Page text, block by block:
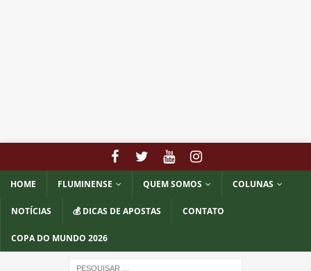
HOME FLUMINENSE QUEM SOMOS COLUNAS
NOTÍCIAS 💰 DICAS DE APOSTAS CONTATO
COPA DO MUNDO 2026